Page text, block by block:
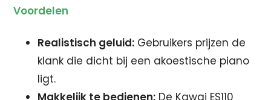
Voordelen
Realistisch geluid: Gebruikers prijzen de
klank die dicht bij een akoestische piano
ligt.
Makkelijk te bedienen: De Kawai ES110